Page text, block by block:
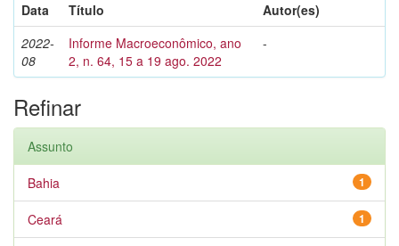
Data
Título
Autor(es)
2022-
08
Informe Macroeconômico, ano
2, n. 64, 15 a 19 ago. 2022
-
Refinar
Assunto
1
Bahia
1
Ceará